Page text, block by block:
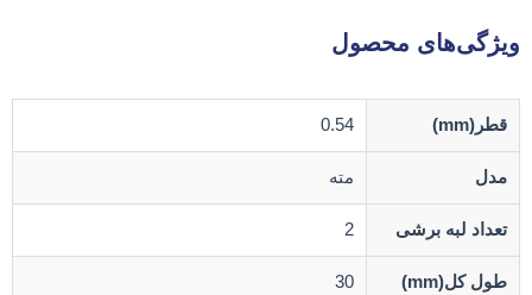
ویژگی‌های محصول
قطر(mm) 0.54
مدل مته
تعداد لبه برشی 2
طول کل(mm) 30